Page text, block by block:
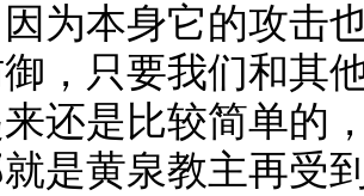
为本身它的攻击
，只要我们和其
还是比较简单的
是黄泉教主再受